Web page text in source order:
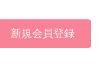
新規会員登録